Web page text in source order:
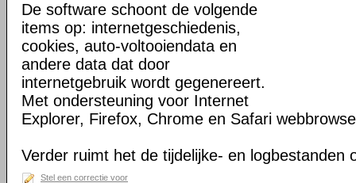
De software schoont de volgende
items op: internetgeschiedenis,
cookies, auto-voltooiendata en
andere data dat door
internetgebruik wordt gegenereert.
Met ondersteuning voor Internet
Explorer, Firefox, Chrome en Safari
Verder ruimt het de tijdelijke- en logbestanden
Stel een correctie voor